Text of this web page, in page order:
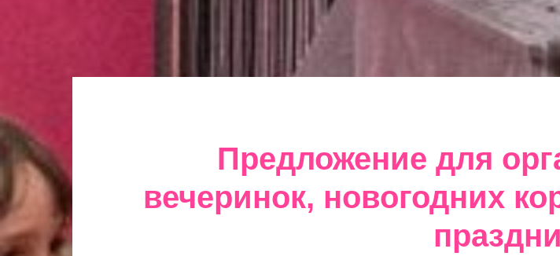
Предложение для
вечеринок, новогодних